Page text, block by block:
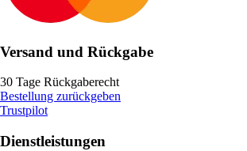
Versand und Rückgabe
30 Tage Rückgaberecht
Bestellung zurückgeben
Trustpilot
Dienstleistungen